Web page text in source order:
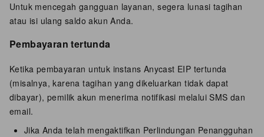
Untuk mencegah gangguan layanan, segera lunasi tagihan
atau isi ulang saldo akun Anda.
Pembayaran tertunda
Ketika pembayaran untuk instans Anycast EIP tertunda
(misalnya, karena tagihan yang dikeluarkan tidak dapat
dibayar), pemilik akun menerima notifikasi melalui SMS dan
email.
Jika Anda telah mengaktifkan Perlindungan Penangguhan